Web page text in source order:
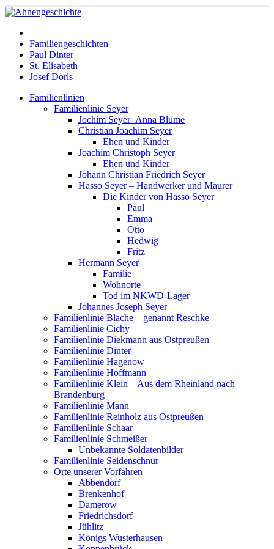
Familiengeschichten
Paul Dinter
St. Elisabeth
Josef Dorls
Familienlinien
Familienlinie Seyer
Jochim Seyer_Anna Blume
Christian Joachim Seyer
Ehen und Kinder
Joachim Christoph Seyer
Ehen und Kinder
Johann Christian Friedrich Seyer
Hasso Seyer – Handwerker und Maurer
Die Kinder von Hasso Seyer
Paul
Emma
Otto
Hedwig
Fritz
Hermann Seyer
Familie
Wohnorte
Tod im NKWD-Lager
Johannes Joseph Seyer
Familienlinie Blache – genannt Reschke
Familienlinie Cichy
Familienlinie Diekmann aus Ostpreußen
Familienlinie Dinter
Familienlinie Hagenow
Familienlinie Hoffmann
Familienlinie Klein – Aus dem Rheinland nach
Brandenburg
Familienlinie Mann
Familienlinie Reinholz aus Ostpreußen
Familienlinie Schaar
Familienlinie Schmeißer
Unbekannte Soldatenbilder
Familienlinie Seidenschnur
Orte unserer Vorfahren
Abbendorf
Brenkenhof
Damerow
Friedrichsdorf
Jühlitz
Königs Wusterhausen